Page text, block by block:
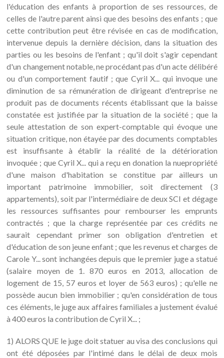
l'éducation des enfants à proportion de ses ressources, de
celles de l'autre parent ainsi que des besoins des enfants ; que
cette contribution peut être révisée en cas de modification,
intervenue depuis la dernière décision, dans la situation des
parties ou les besoins de l'enfant ; qu'il doit s'agir cependant
d'un changement notable, ne procédant pas d'un acte délibéré
ou d'un comportement fautif ; que Cyril X... qui invoque une
diminution de sa rémunération de dirigeant d'entreprise ne
produit pas de documents récents établissant que la baisse
constatée est justifiée par la situation de la société ; que la
seule attestation de son expert-comptable qui évoque une
situation critique, non étayée par des documents comptables
est insuffisante à établir la réalité de la détérioration
invoquée ; que Cyril X... qui a reçu en donation la nuepropriété
d'une maison d'habitation se constitue par ailleurs un
important patrimoine immobilier, soit directement (3
appartements), soit par l'intermédiaire de deux SCI et dégage
les ressources suffisantes pour rembourser les emprunts
contractés ; que la charge représentée par ces crédits ne
saurait cependant primer son obligation d'entretien et
d'éducation de son jeune enfant ; que les revenus et charges de
Carole Y... sont inchangées depuis que le premier juge a statué
(salaire moyen de 1. 870 euros en 2013, allocation de
logement de 15, 57 euros et loyer de 563 euros) ; qu'elle ne
possède aucun bien immobilier ; qu'en considération de tous
ces éléments, le juge aux affaires familiales a justement évalué
à 400 euros la contribution de Cyril X... ;
1) ALORS QUE le juge doit statuer au visa des conclusions qui
ont été déposées par l'intimé dans le délai de deux mois